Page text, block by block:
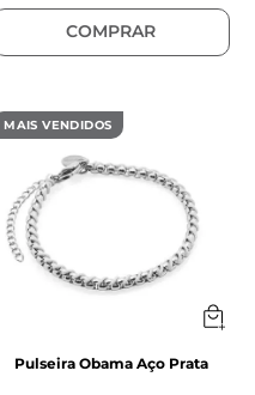
COMPRAR
MAIS VENDIDOS
Pulseira Obama Aço Prata